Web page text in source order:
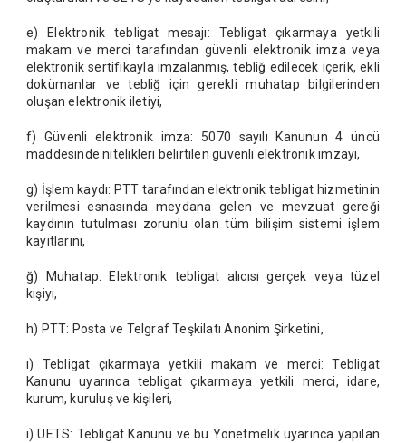
e) Elektronik tebligat mesajı: Tebligat çıkarmaya yetkili
makam ve merci tarafından güvenli elektronik imza veya
elektronik sertifikayla imzalanmış, tebliğ edilecek içerik, ekli
dokümanlar ve tebliğ için gerekli muhatap bilgilerinden
oluşan elektronik iletiyi,
f) Güvenli elektronik imza: 5070 sayılı Kanunun 4 üncü
maddesinde nitelikleri belirtilen güvenli elektronik imzayı,
g) İşlem kaydı: PTT tarafından elektronik tebligat hizmetinin
verilmesi esnasında meydana gelen ve mevzuat gereği
kaydının tutulması zorunlu olan tüm bilişim sistemi işlem
kayıtlarını,
ğ) Muhatap: Elektronik tebligat alıcısı gerçek veya tüzel
kişiyi,
h) PTT: Posta ve Telgraf Teşkilatı Anonim Şirketini,
ı) Tebligat çıkarmaya yetkili makam ve merci: Tebligat
Kanunu uyarınca tebligat çıkarmaya yetkili merci, idare,
kurum, kuruluş ve kişileri,
i) UETS: Tebligat Kanunu ve bu Yönetmelik uyarınca yapılan